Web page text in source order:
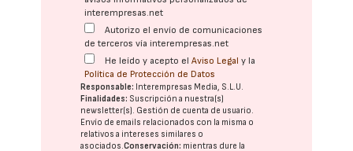
interempresas.net
Autorizo el envío de comunicaciones
de terceros vía interempresas.net
He leído y acepto elAviso Legal y la
Política de Protección de Datos
Responsable: Interempresas Media, S.L.U.
Finalidades: Suscripción a nuestra(s)
newsletter(s). Gestión de cuenta de usuario.
Envío de emails relacionados con la misma o
relativos a intereses similares o
asociados.Conservación: mientras dure la